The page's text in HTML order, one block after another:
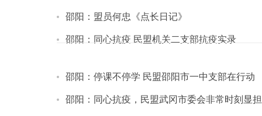
邵阳：盟员何忠《点长日记》
邵阳：同心抗疫 民盟机关二支部抗疫实录
邵阳：停课不停学 民盟邵阳市一中支部在行动
邵阳：同心抗疫，民盟武冈市委会非常时刻显